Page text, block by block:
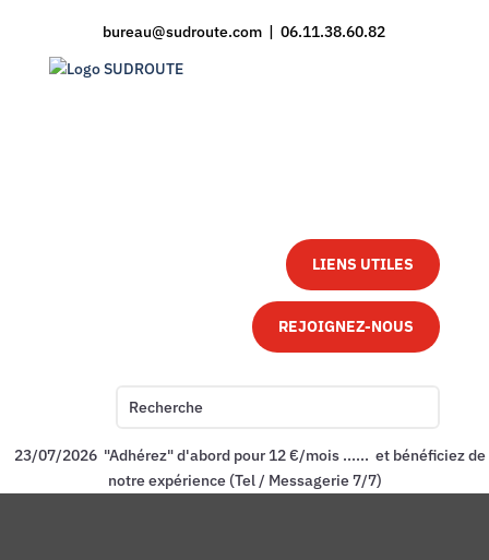
bureau@sudroute.com | 06.11.38.60.82
LIENS UTILES
REJOIGNEZ-NOUS
23/07/2026 "Adhérez" d'abord pour 12 €/mois ...... et bénéficiez de
notre expérience (Tel / Messagerie 7/7)